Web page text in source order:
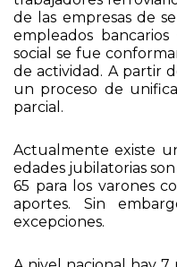
En 1915 se crea un
trabajadores
de las empresas de
empleados
social se fue
de actividad. A partir
un proceso de
Actualmente existe
edades jubilatorias
65 para los varones
aportes. Sin